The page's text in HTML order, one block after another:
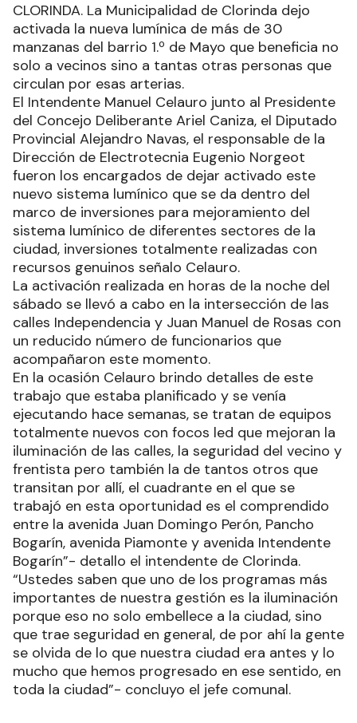
CLORINDA. La Municipalidad de Clorinda dejo
activada la nueva lumínica de más de 30
manzanas del barrio 1.º de Mayo que beneficia no
solo a vecinos sino a tantas otras personas que
circulan por esas arterias.
El Intendente Manuel Celauro junto al Presidente
del Concejo Deliberante Ariel Caniza, el Diputado
Provincial Alejandro Navas, el responsable de la
Dirección de Electrotecnia Eugenio Norgeot
fueron los encargados de dejar activado este
nuevo sistema lumínico que se da dentro del
marco de inversiones para mejoramiento del
sistema lumínico de diferentes sectores de la
ciudad, inversiones totalmente realizadas con
recursos genuinos señalo Celauro.
La activación realizada en horas de la noche del
sábado se llevó a cabo en la intersección de las
calles Independencia y Juan Manuel de Rosas con
un reducido número de funcionarios que
acompañaron este momento.
En la ocasión Celauro brindo detalles de este
trabajo que estaba planificado y se venía
ejecutando hace semanas, se tratan de equipos
totalmente nuevos con focos led que mejoran la
iluminación de las calles, la seguridad del vecino y
frentista pero también la de tantos otros que
transitan por allí, el cuadrante en el que se
trabajó en esta oportunidad es el comprendido
entre la avenida Juan Domingo Perón, Pancho
Bogarín, avenida Piamonte y avenida Intendente
Bogarín”- detallo el intendente de Clorinda.
“Ustedes saben que uno de los programas más
importantes de nuestra gestión es la iluminación
porque eso no solo embellece a la ciudad, sino
que trae seguridad en general, de por ahí la gente
se olvida de lo que nuestra ciudad era antes y lo
mucho que hemos progresado en ese sentido, en
toda la ciudad”- concluyo el jefe comunal.